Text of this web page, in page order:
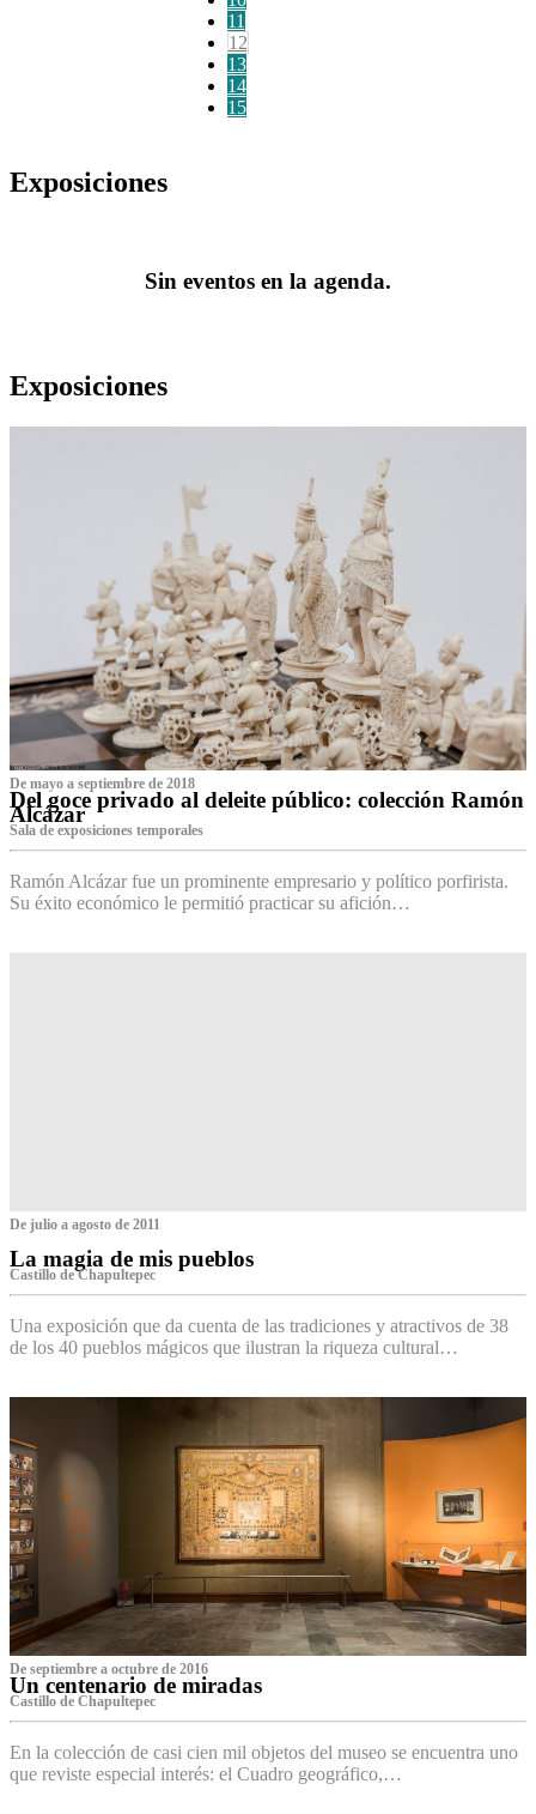
11
12
13
14
15
Exposiciones
Sin eventos en la agenda.
Exposiciones
De mayo a septiembre de 2018
Del goce privado al deleite público: colección Ramón
Alcázar
Sala de exposiciones temporales
Ramón Alcázar fue un prominente empresario y político porfirista.
Su éxito económico le permitió practicar su afición…
De julio a agosto de 2011
La magia de mis pueblos
Castillo de Chapultepec
Una exposición que da cuenta de las tradiciones y atractivos de 38
de los 40 pueblos mágicos que ilustran la riqueza cultural…
De septiembre a octubre de 2016
Un centenario de miradas
Castillo de Chapultepec
En la colección de casi cien mil objetos del museo se encuentra uno
que reviste especial interés: el Cuadro geográfico,…